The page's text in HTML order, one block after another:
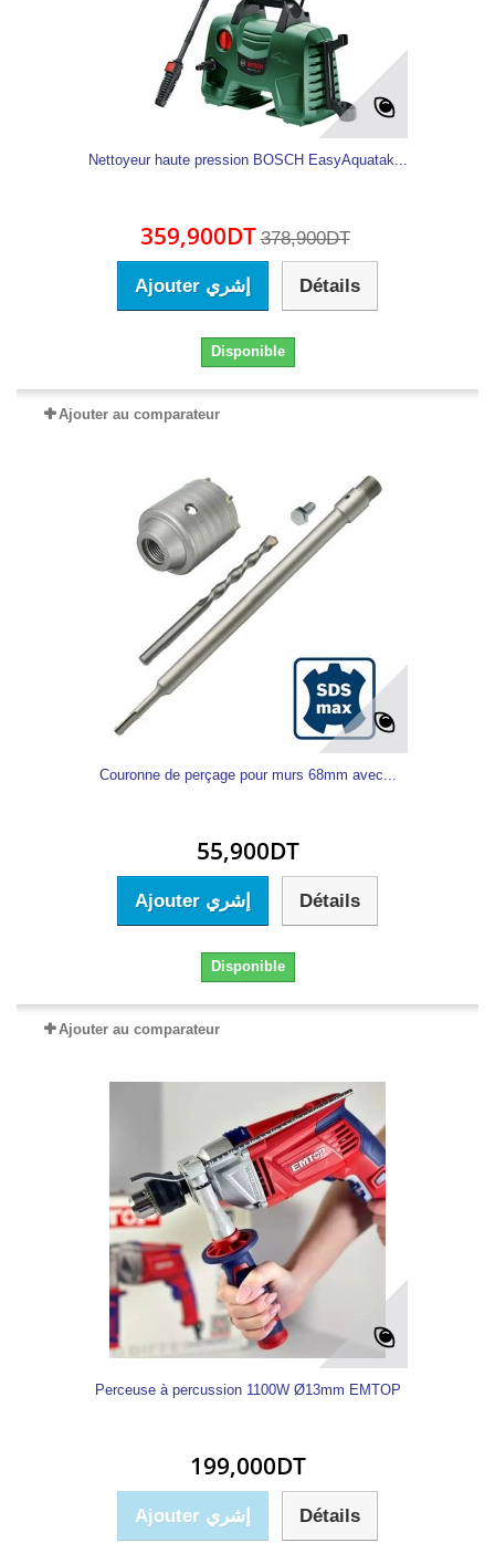
Nettoyeur haute pression BOSCH EasyAquatak...
359,900DT 378,900DT
Ajouter إشري Détails
Disponible
Ajouter au comparateur
Couronne de perçage pour murs 68mm avec...
55,900DT
Ajouter إشري Détails
Disponible
Ajouter au comparateur
Perceuse à percussion 1100W Ø13mm EMTOP
199,000DT
Ajouter إشري Détails